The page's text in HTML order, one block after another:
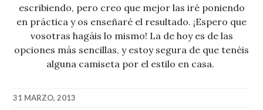
escribiendo, pero creo que mejor las iré poniendo
en práctica y os enseñaré el resultado. ¡Espero que
vosotras hagáis lo mismo! La de hoy es de las
opciones más sencillas, y estoy segura de que tenéis
alguna camiseta por el estilo en casa.
31 MARZO, 2013